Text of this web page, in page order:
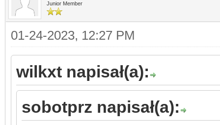
Junior Member
01-24-2023, 12:27 PM
wilkxt napisał(a):
sobotprz napisał(a):